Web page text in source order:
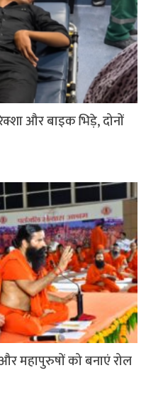
और बाइक भिड़े, दोनों
और महापुरुषों को बनाएं रोल